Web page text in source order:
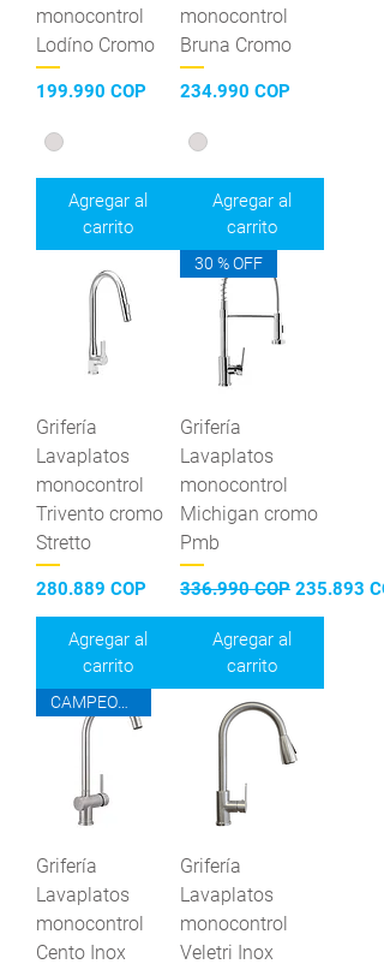
monocontrol
Lodíno Cromo
Precio
199.990 COP
Agregar al
carrito
monocontrol
Bruna Cromo
Precio
234.990 COP
Agregar al
carrito
Grifería
Lavaplatos
monocontrol
Trivento cromo
Stretto
Precio
280.889 COP
Agregar al
carrito
30 % OFF
Grifería
Lavaplatos
monocontrol
Michigan cromo
Pmb
Precio
336.990 COP Precio de
235.893
Agregar al
carrito
Grifería
Lavaplatos
monocontrol
Cento Inox
Grifería
Lavaplatos
monocontrol
Veletri Inox